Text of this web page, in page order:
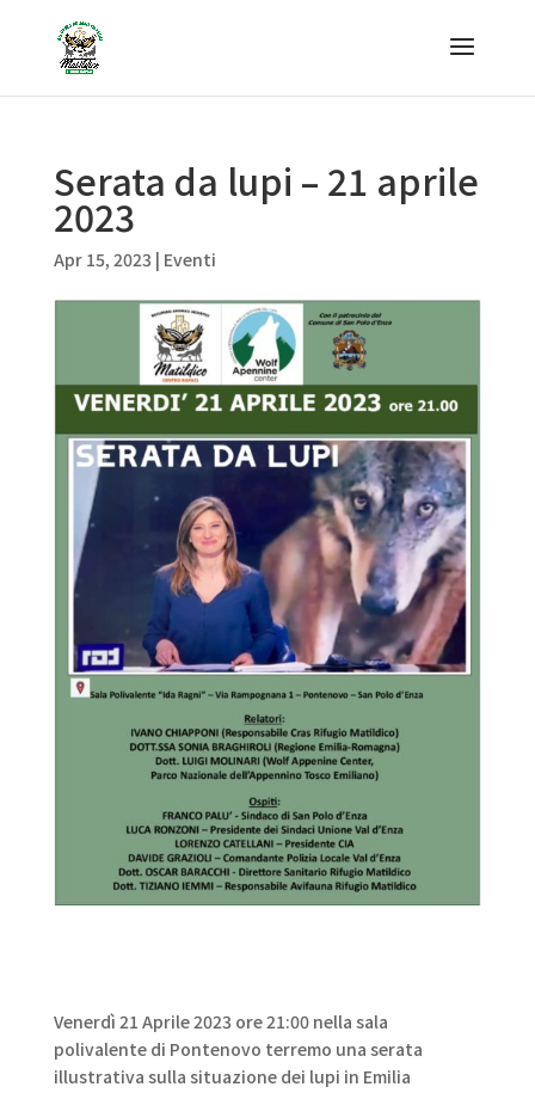
Serata da lupi – 21 aprile
2023
Apr 15, 2023| Eventi
Venerdì 21 Aprile 2023 ore 21:00 nella sala
polivalente di Pontenovo terremo una serata
illustrativa sulla situazione dei lupi in Emilia